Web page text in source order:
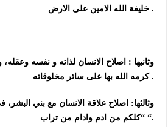
خليفة الله الامين على الارض .
كرمه الله بها على سائر مخلوقاته .
“كلكم من ادم وادام من تراب “.